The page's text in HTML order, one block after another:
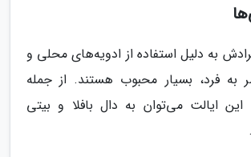
به دلیل استفاده از ادویه‌های محلی و
فرد، بسیار محبوب هستند. از جمله
ایالت می‌توان به دال بافلا و بیتی